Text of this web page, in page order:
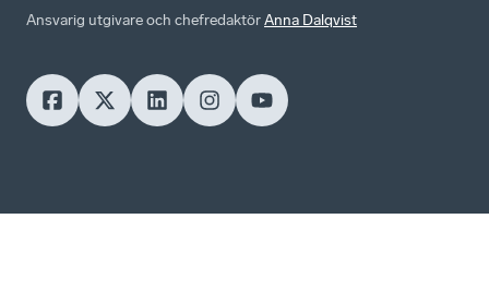
Ansvarig utgivare och chefredaktörAnna Dalqvist